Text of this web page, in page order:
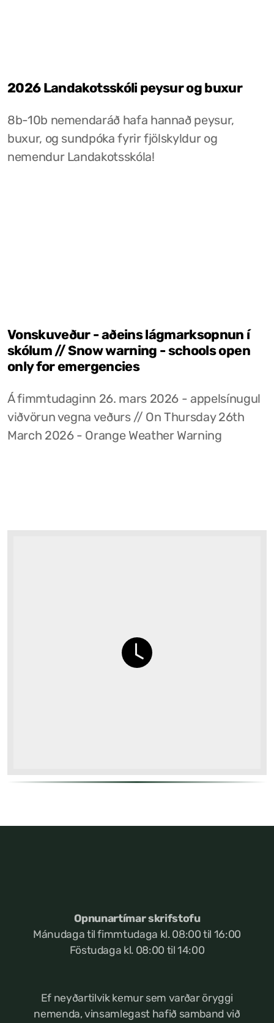
2026 Landakotsskóli peysur og buxur
8b-10b nemendaráð hafa hannað peysur,
buxur, og sundpóka fyrir fjölskyldur og
nemendur Landakotsskóla!
Vonskuveður - aðeins lágmarksopnun í
skólum // Snow warning - schools open
only for emergencies
Á fimmtudaginn 26. mars 2026 - appelsínugul
viðvörun vegna veðurs // On Thursday 26th
March 2026 - Orange Weather Warning
Opnunartímar skrifstofu
Mánudaga til fimmtudaga kl. 08:00 til 16:00
Föstudaga kl. 08:00 til 14:00
Ef neyðartilvik kemur sem varðar öryggi
nemenda, vinsamlegast hafið samband við